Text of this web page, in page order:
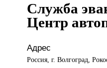
Служба
Центр
Адрес
Россия, г. Волгоград,